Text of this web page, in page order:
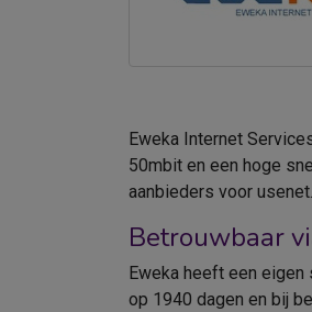
Eweka Internet
50mbit en een hoge
aanbieders voor usenet.
Betrouwbaar
Eweka heeft een
op 1940 dagen en bij